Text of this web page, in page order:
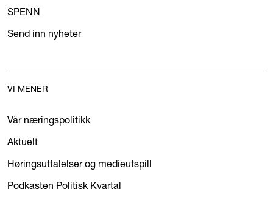
SPENN
Send inn nyheter
VI MENER
Vår næringspolitikk
Aktuelt
Høringsuttalelser og medieutspill
Podkasten Politisk Kvartal